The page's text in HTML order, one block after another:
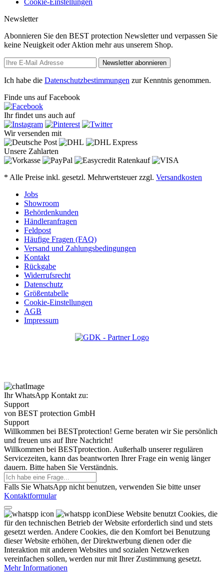
Newsletter
Abonnieren Sie den BEST protection Newsletter und verpassen Sie
keine Neuigkeit oder Aktion mehr aus unserem Shop.
Newsletter abonnieren
Ich habe die Datenschutzbestimmungen zur Kenntnis genommen.
Finde uns auf Facebook
Ihr findet uns auch auf
Wir versenden mit
Unsere Zahlarten
* Alle Preise inkl. gesetzl. Mehrwertsteuer zzgl. Versandkosten
Jobs
Showroom
Behördenkunden
Händleranfragen
Feldpost
Häufige Fragen (FAQ)
Versand und Zahlungsbedingungen
Kontakt
Rückgabe
Widerrufsrecht
Datenschutz
Größentabelle
Cookie-Einstellungen
AGB
Impressum
Ihr WhatsApp Kontakt zu:
Support
von BEST protection GmbH
Support
Willkommen bei BESTprotection! Gerne beraten wir Sie persönlich
und freuen uns auf Ihre Nachricht!
Willkommen bei BESTprotection. Außerhalb unserer regulären
Servicezeiten, kann das beantworten Ihrer Frage ein wenig länger
dauern. Bitte haben Sie Verständnis.
Falls Sie WhatsApp nicht benutzen, verwenden Sie bitte unser
Kontaktformular
Diese Website benutzt Cookies, die
für den technischen Betrieb der Website erforderlich sind und stets
gesetzt werden. Andere Cookies, die den Komfort bei Benutzung
dieser Website erhöhen, der Direktwerbung dienen oder die
Interaktion mit anderen Websites und sozialen Netzwerken
vereinfachen sollen, werden nur mit Ihrer Zustimmung gesetzt.
Mehr Informationen